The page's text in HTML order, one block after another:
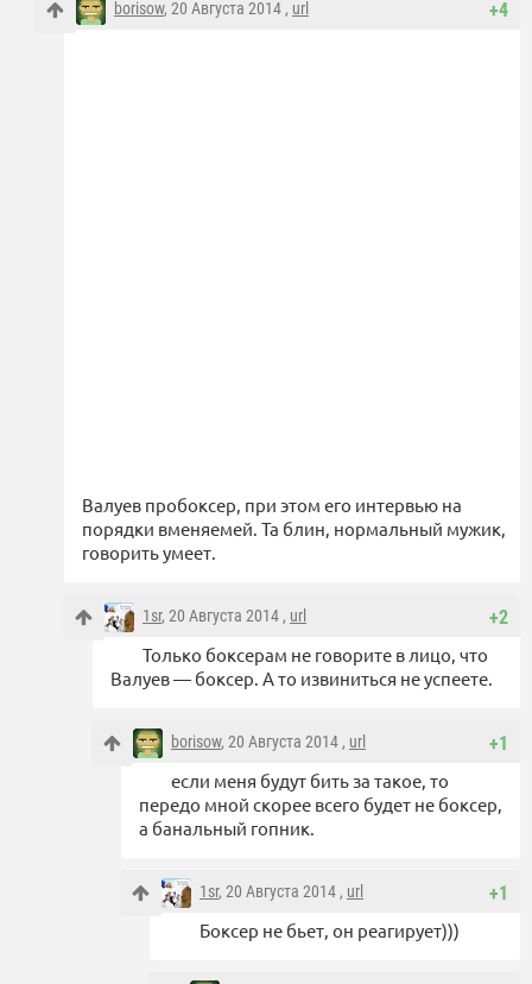
+4
borisow, 20 Августа 2014 , url
Валуев пробоксер, при этом его интервью на
порядки вменяемей. Та блин, нормальный мужик,
говорить умеет.
+2
1sr, 20 Августа 2014 , url
Только боксерам не говорите в лицо, что
Валуев — боксер. А то извиниться не успеете.
+1
borisow, 20 Августа 2014 , url
если меня будут бить за такое, то
передо мной скорее всего будет не боксер,
а банальный гопник.
+1
1sr, 20 Августа 2014 , url
Боксер не бьет, он реагирует)))